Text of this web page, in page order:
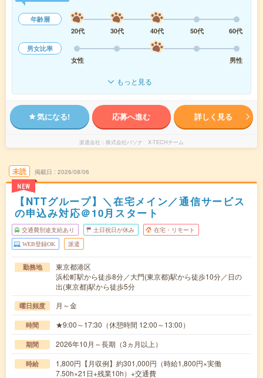
年齢層
20代
30代 40代 50代
60代
男女比率
女性
男性
もっと見る
気になる! 応募へ進む 詳しく見る
派遣会社 株式会社パソナ X-TECHチーム
未読
NEW
掲載日 2026/08/06
【NTTグループ】＼在宅メイン／通信サービス
の申込み対応＠10月スタート
交通費別途支給あり 土日祝日が休み 在宅・リモート
WEB登録OK 派遣
勤務地
東京都港区
浜松町駅から徒歩8分／大門(東京都)駅から徒歩10分／日の
出(東京都)駅から徒歩5分
曜日頻度 月～金
時間 ★9:00～17:30（休憩時間 12:00～13:00）
期間 2026年10月～長期（3ヵ月以上）
時給
1,800円【月収例】約301,000円（時給1,800円×実働
7.50h×21日+残業10h）+交通費